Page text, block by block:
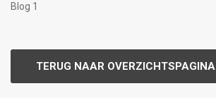
Blog 1
TERUG NAAR OVERZICHTSPAGINA